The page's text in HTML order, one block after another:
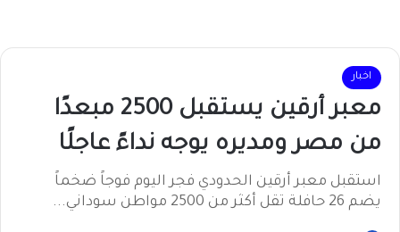
اخبار
معبر أرقين يستقبل 2500 مبعدًا
من مصر ومديره يوجه نداءً عاجلًا
استقبل معبر أرقين الحدودي فجر اليوم فوجاً ضخماً
يضم 26 حافلة تقل أكثر من 2500 مواطن سوداني...